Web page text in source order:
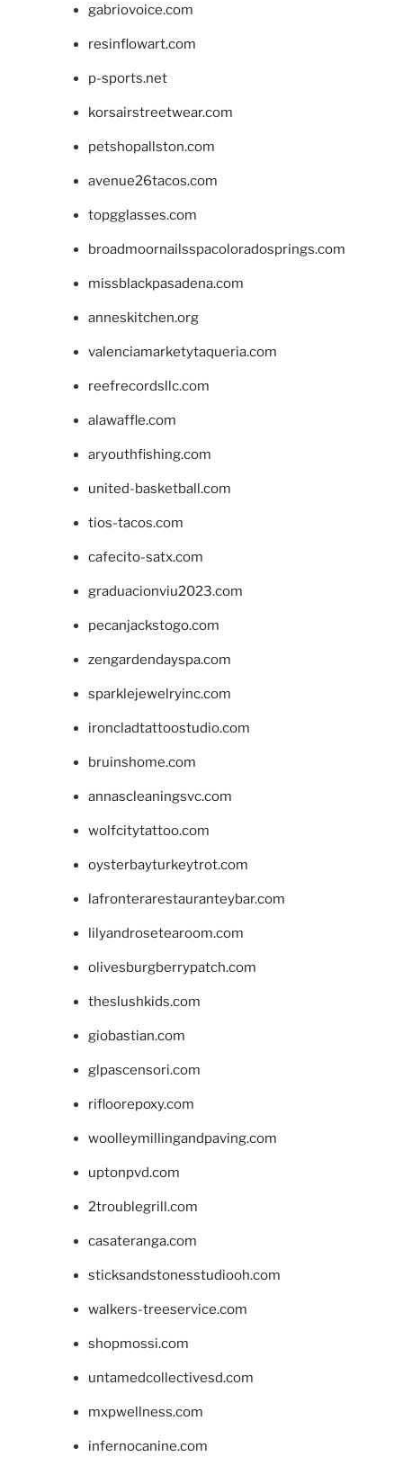
gabriovoice.com
resinflowart.com
p-sports.net
korsairstreetwear.com
petshopallston.com
avenue26tacos.com
topgglasses.com
broadmoornailsspacoloradosprings.com
missblackpasadena.com
anneskitchen.org
valenciamarketytaqueria.com
reefrecordsllc.com
alawaffle.com
aryouthfishing.com
united-basketball.com
tios-tacos.com
cafecito-satx.com
graduacionviu2023.com
pecanjackstogo.com
zengardendayspa.com
sparklejewelryinc.com
ironcladtattoostudio.com
bruinshome.com
annascleaningsvc.com
wolfcitytattoo.com
oysterbayturkeytrot.com
lafronterarestauranteybar.com
lilyandrosetearoom.com
olivesburgberrypatch.com
theslushkids.com
giobastian.com
glpascensori.com
rifloorepoxy.com
woolleymillingandpaving.com
uptonpvd.com
2troublegrill.com
casateranga.com
sticksandstonesstudiooh.com
walkers-treeservice.com
shopmossi.com
untamedcollectivesd.com
mxpwellness.com
infernocanine.com